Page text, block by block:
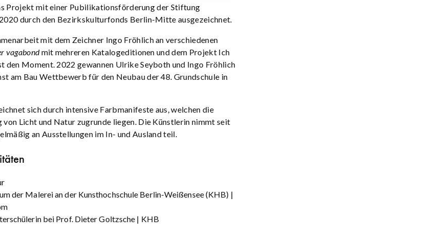
Projekt mit einer Pubilikationsförderung der Stiftung
durch den Bezirkskulturfonds Berlin-Mitte ausgezeichnet.
mit dem Zeichner Ingo Fröhlich an verschiedenen
vagabondmit mehreren Katalogeditionen und dem Projekt Ich
den Moment. 2022 gewannen Ulrike Seyboth und Ingo Fröhlich
am Bau Wettbewerb für den Neubau der 48. Grundschule in
sich durch intensive Farbmanifeste aus, welchen die
von Licht und Natur zugrunde liegen. Die Künstlerin nimmt seit
an Ausstellungen im In- und Ausland teil.
der Malerei an der Kunsthochschule Berlin-Weißensee (KHB) |
bei Prof. Dieter Goltzsche | KHB